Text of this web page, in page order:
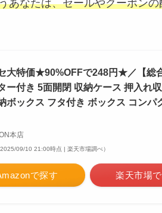
あなたは、セールやクーポン
大特価★90%OFFで248円★／【総
ー付き 5面開閉 収納ケース 押入れ
ボックス フタ付き ボックス コンパ
本店
2025/09/10 21:00時点 | 楽天市場調べ）
で探す 楽天市場